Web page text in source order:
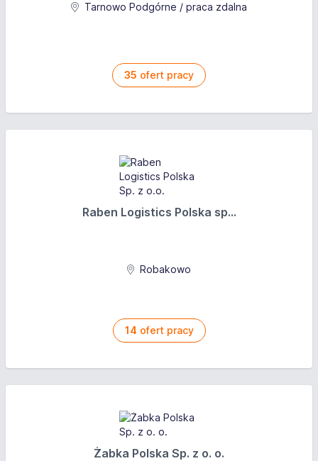
Tarnowo Podgórne / praca zdalna
35 ofert pracy
Raben Logistics Polska sp...
Robakowo
14 ofert pracy
Żabka Polska Sp. z o. o.